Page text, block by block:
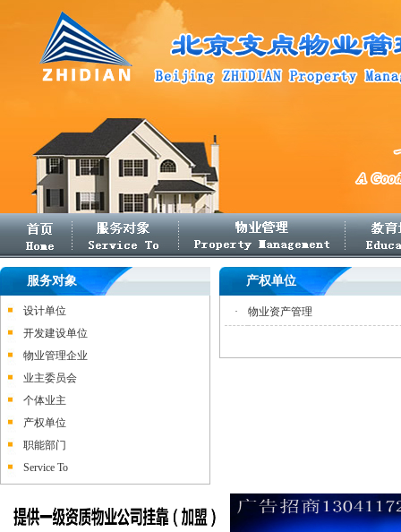
服务对象
设计单位
开发建设单位
物业管理企业
业主委员会
个体业主
产权单位
职能部门
Service To
产权单位
· 物业资产管理